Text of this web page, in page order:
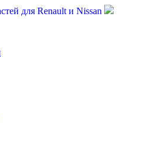
для Renault и Nissan